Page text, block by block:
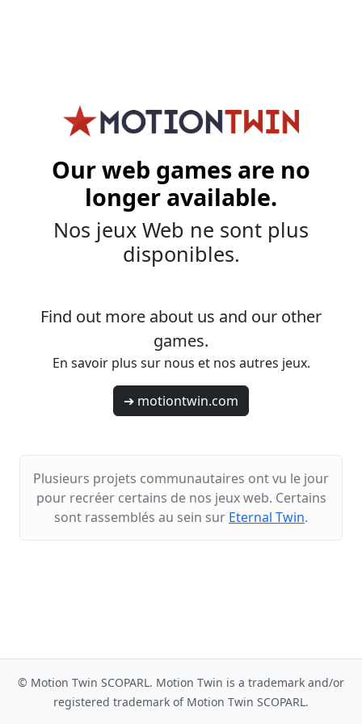
Our web games are no
longer available.
Nos jeux Web ne sont plus
disponibles.
Find out more about us and our other
games.
En savoir plus sur nous et nos autres jeux.
➔ motiontwin.com
Plusieurs projets communautaires ont vu le jour
pour recréer certains de nos jeux web. Certains
sont rassemblés au sein sur Eternal Twin.
© Motion Twin SCOPARL. Motion Twin is a trademark and/or
registered trademark of Motion Twin SCOPARL.